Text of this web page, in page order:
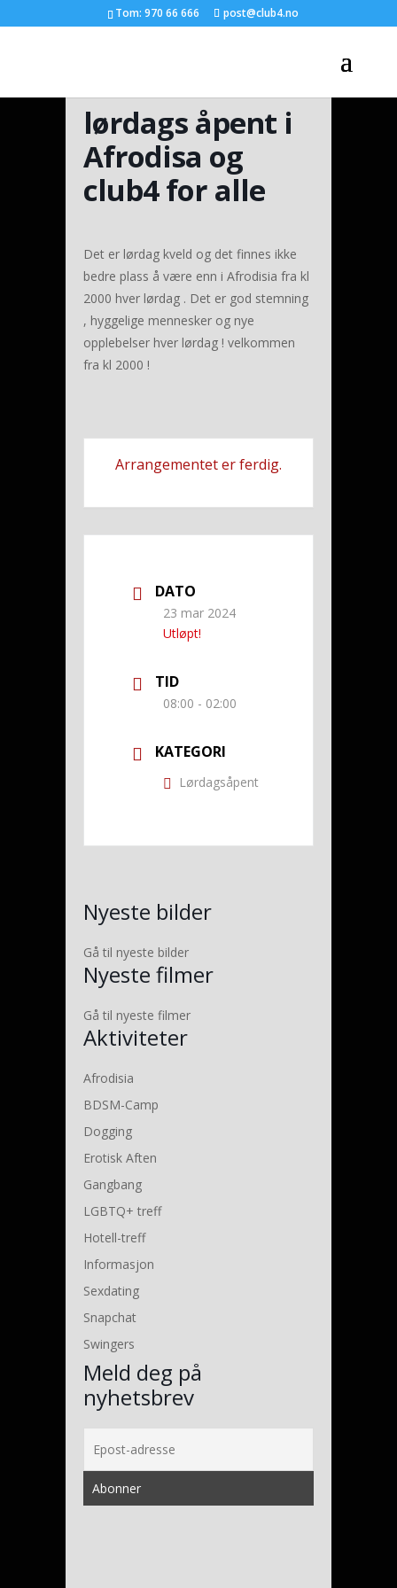
Tom: 970 66 666 post@club4.no
lørdags åpent i
Afrodisa og
club4 for alle
Det er lørdag kveld og det finnes ikke
bedre plass å være enn i Afrodisia fra kl
2000 hver lørdag . Det er god stemning
, hyggelige mennesker og nye
opplebelser hver lørdag ! velkommen
fra kl 2000 !
Arrangementet er ferdig.
DATO
23 mar 2024
Utløpt!
TID
08:00 - 02:00
KATEGORI
Lørdagsåpent
Nyeste bilder
Gå til nyeste bilder
Nyeste filmer
Gå til nyeste filmer
Aktiviteter
Afrodisia
BDSM-Camp
Dogging
Erotisk Aften
Gangbang
LGBTQ+ treff
Hotell-treff
Informasjon
Sexdating
Snapchat
Swingers
Meld deg på
nyhetsbrev